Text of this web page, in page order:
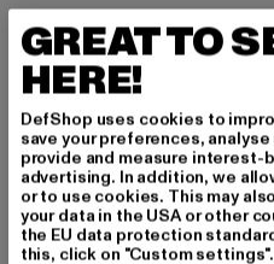
An welchen Produkten bist
MÄNNER
FRAUEN
E-MAIL
GREAT TO
HERE!
DefShop uses cookies to
save your preferences,
provide and measure interest-
advertising. In addition, we
or to use cookies. This may
your data in the USA or other
the EU data protection
this, click on "Custom